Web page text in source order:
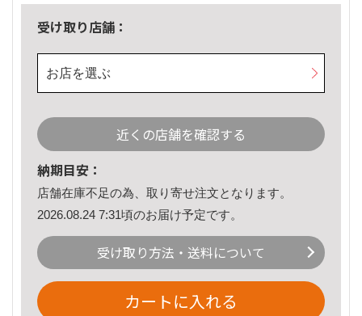
受け取り店舗：
お店を選ぶ
近くの店舗を確認する
納期目安：
店舗在庫不足の為、取り寄せ注文となります。
2026.08.24 7:31頃のお届け予定です。
受け取り方法・送料について
カートに入れる